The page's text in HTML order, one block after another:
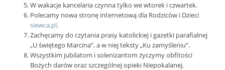
W wakacje kancelaria czynna tylko we wtorek i czwartek.
Polecamy nowa stronę internetową dla Rodziców i Dzieci
siewca.pl.
Zachęcamy do czytania prasy katolickiej i gazetki parafialnej
„U świętego Marcina”, a w niej teksty „Ku zamyśleniu”.
Wszystkim jubilatom i solenizantom życzymy obfitości
Bożych darów oraz szczególnej opieki Niepokalanej.